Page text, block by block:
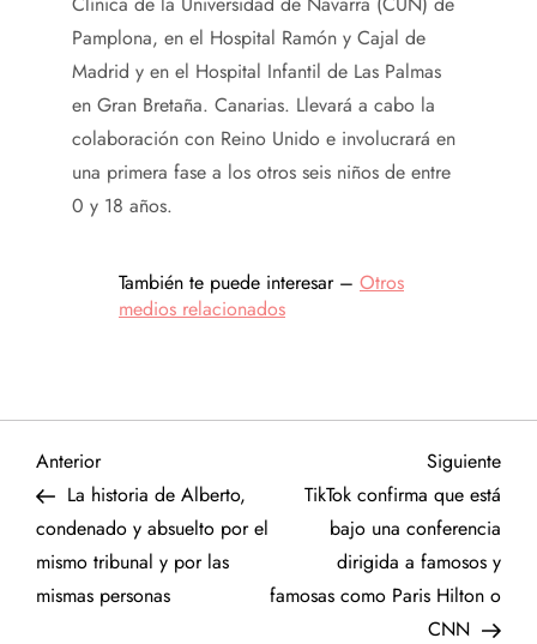
Pamplona, ​​en el Hospital Ramón y Cajal de
Madrid y en el Hospital Infantil de Las Palmas
en Gran Bretaña. Canarias. Llevará a cabo la
colaboración con Reino Unido e involucrará en
una primera fase a los otros seis niños de entre
0 y 18 años.
También te puede interesar – Otros
medios relacionados
N
a
v
Entrada
anterior
Anterior
La historia de Alberto,
condenado y absuelto por el
mismo tribunal y por las
mismas personas
Siguiente
TikTok confirma que está
bajo una conferencia
dirigida a famosos y
famosas como Paris Hilton o
CNN